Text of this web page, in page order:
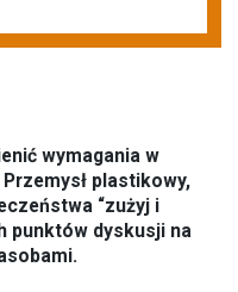
wymagania w
plastikowy,
“zużyj i
punktów dyskusji na